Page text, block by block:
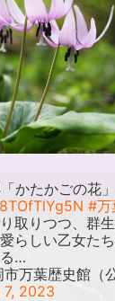
かたかごの花
#万
取りつつ、群
らしい乙女た
…
万葉歴史館（公
7, 2023